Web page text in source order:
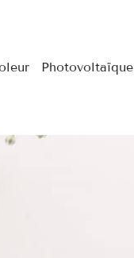
Photovoltaïque